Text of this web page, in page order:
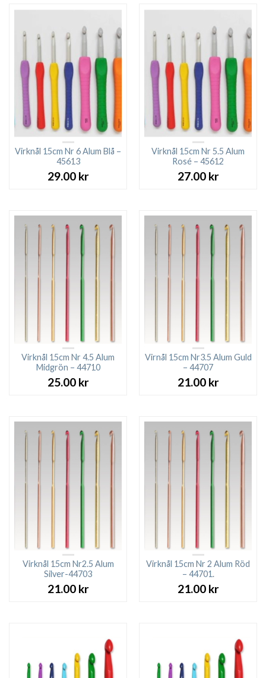
Virknål 15cm Nr 6 Alum Blå –
45613
29.00 kr
Virknål 15cm Nr 5.5 Alum
Rosé – 45612
27.00 kr
Virknål 15cm Nr 4.5 Alum
Midgrön – 44710
25.00 kr
Virnål 15cm Nr3.5 Alum Guld
– 44707
21.00 kr
Virknål 15cm Nr2.5 Alum
Silver-44703
21.00 kr
Virknål 15cm Nr 2 Alum Röd
– 44701.
21.00 kr